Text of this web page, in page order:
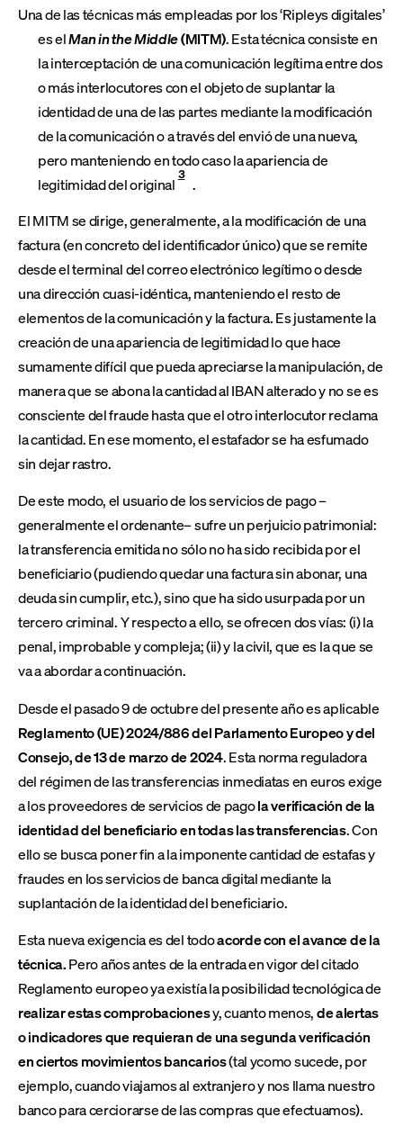
Una de las técnicas más empleadas por los ‘Ripleys digitales’
es elMan in the Middle(MITM). Esta técnica consiste en
la interceptación de una comunicación legítima entre dos
o más interlocutores con el objeto de suplantar la
identidad de una de las partes mediante la modificación
de la comunicación o a través del envió de una nueva,
pero manteniendo en todo caso la apariencia de
legitimidad del original
3
.
El MITM se dirige, generalmente, a la modificación de una
factura (en concreto del identificador único) que se remite
desde el terminal del correo electrónico legítimo o desde
una dirección cuasi-idéntica, manteniendo el resto de
elementos de la comunicación y la factura. Es justamente la
creación de una apariencia de legitimidad lo que hace
sumamente difícil que pueda apreciarse la manipulación, de
manera que se abona la cantidad al IBAN alterado y no se es
consciente del fraude hasta que el otro interlocutor reclama
la cantidad. En ese momento, el estafador se ha esfumado
sin dejar rastro.
De este modo, el usuario de los servicios de pago –
generalmente el ordenante– sufre un perjuicio patrimonial:
la transferencia emitida no sólo no ha sido recibida por el
beneficiario (pudiendo quedar una factura sin abonar, una
deuda sin cumplir, etc.), sino que ha sido usurpada por un
tercero criminal. Y respecto a ello, se ofrecen dos vías: (i) la
penal, improbable y compleja; (ii) y la civil, que es la que se
va a abordar a continuación.
Desde el pasado 9 de octubre del presente año es aplicable
Reglamento (UE) 2024/886 del Parlamento Europeo y del
Consejo, de 13 de marzo de 2024. Esta norma reguladora
del régimen de las transferencias inmediatas en euros exige
a los proveedores de servicios de pagola verificación de la
identidad del beneficiario en todas las transferencias. Con
ello se busca poner fin a la imponente cantidad de estafas y
fraudes en los servicios de banca digital mediante la
suplantación de la identidad del beneficiario.
Esta nueva exigencia es del todoacorde conel avance de la
técnica.Pero años antes de la entrada en vigor del citado
Reglamento europeo ya existía la posibilidad tecnológica de
realizar estas comprobacionesy, cuanto menos,de alertas
o indicadores que requieran de una segunda verificación
en ciertos movimientos bancarios(tal ycomo sucede, por
ejemplo, cuando viajamos al extranjero y nos llama nuestro
banco para cerciorarse de las compras que efectuamos).